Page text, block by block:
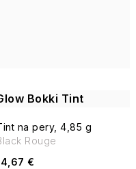
Bokki Tint
na pery, 4,85 g
€
Rouge